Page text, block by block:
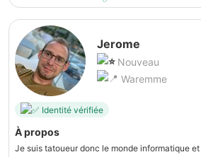
Jerome
Nouveau
Waremme
Identité vérifiée
À propos
Je suis tatoueur donc le monde informatique